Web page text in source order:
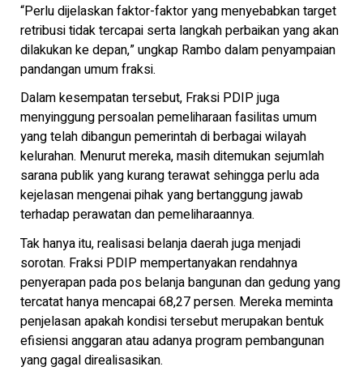
“Perlu dijelaskan faktor-faktor yang menyebabkan target
retribusi tidak tercapai serta langkah perbaikan yang akan
dilakukan ke depan,” ungkap Rambo dalam penyampaian
pandangan umum fraksi.
Dalam kesempatan tersebut, Fraksi PDIP juga
menyinggung persoalan pemeliharaan fasilitas umum
yang telah dibangun pemerintah di berbagai wilayah
kelurahan. Menurut mereka, masih ditemukan sejumlah
sarana publik yang kurang terawat sehingga perlu ada
kejelasan mengenai pihak yang bertanggung jawab
terhadap perawatan dan pemeliharaannya.
Tak hanya itu, realisasi belanja daerah juga menjadi
sorotan. Fraksi PDIP mempertanyakan rendahnya
penyerapan pada pos belanja bangunan dan gedung yang
tercatat hanya mencapai 68,27 persen. Mereka meminta
penjelasan apakah kondisi tersebut merupakan bentuk
efisiensi anggaran atau adanya program pembangunan
yang gagal direalisasikan.